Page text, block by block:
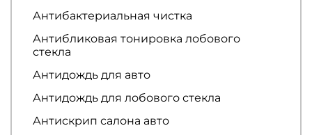
Антибактериальная чистка
Антибликовая тонировка лобового
стекла
Антидождь для авто
Антидождь для лобового стекла
Антискрип салона авто